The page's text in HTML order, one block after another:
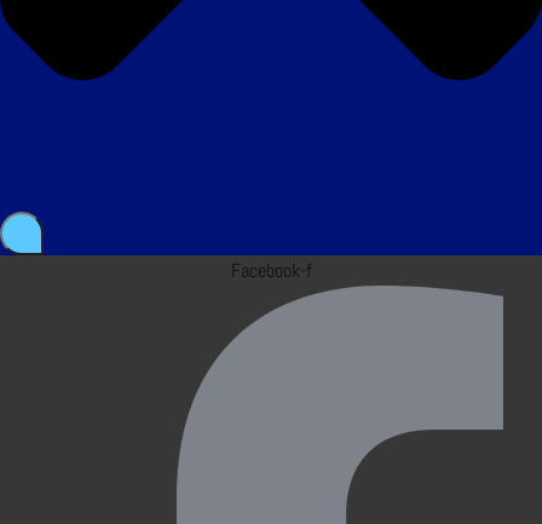
Facebook-f